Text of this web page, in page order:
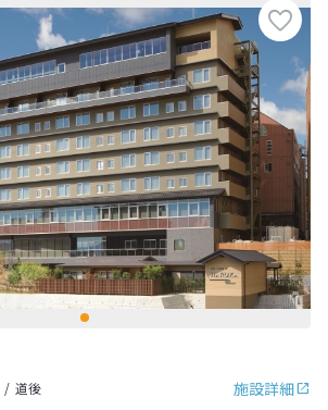
施設詳細
道後